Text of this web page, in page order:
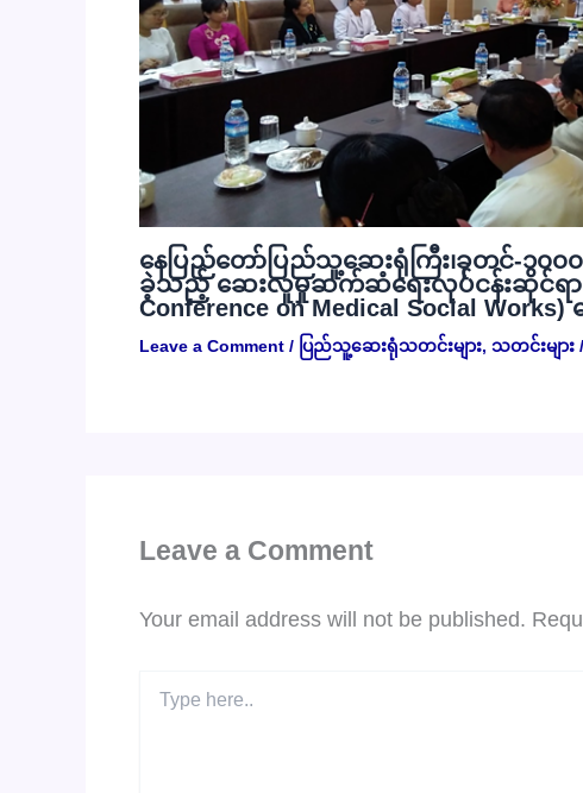
နေပြည်တော်ပြည်သူ့ဆေးရုံကြီး၊ခုတင်-၁၀၀
ခဲ့သည့် ဆေးလူမှုဆက်ဆံရေးလုပ်ငန်းဆိုင်ရာ
Conference on Medical Social
Leave a Comment / ပြည်သူ့ဆေးရုံသတင်းများ, သတင်းများ
Leave a Comment
Your email address will not be published.
here..